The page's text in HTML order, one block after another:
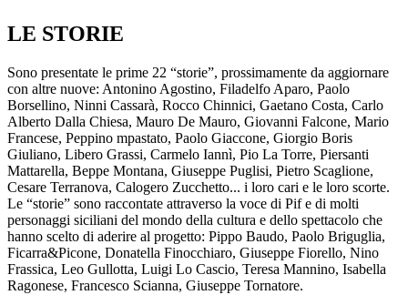
LE STORIE
Sono presentate le prime 22 “storie”, prossimamente da aggiornare
con altre nuove: Antonino Agostino, Filadelfo Aparo, Paolo
Borsellino, Ninni Cassarà, Rocco Chinnici, Gaetano Costa, Carlo
Alberto Dalla Chiesa, Mauro De Mauro, Giovanni Falcone, Mario
Francese, Peppino mpastato, Paolo Giaccone, Giorgio Boris
Giuliano, Libero Grassi, Carmelo Iannì, Pio La Torre, Piersanti
Mattarella, Beppe Montana, Giuseppe Puglisi, Pietro Scaglione,
Cesare Terranova, Calogero Zucchetto... i loro cari e le loro scorte.
Le “storie” sono raccontate attraverso la voce di Pif e di molti
personaggi siciliani del mondo della cultura e dello spettacolo che
hanno scelto di aderire al progetto: Pippo Baudo, Paolo Briguglia,
Ficarra&Picone, Donatella Finocchiaro, Giuseppe Fiorello, Nino
Frassica, Leo Gullotta, Luigi Lo Cascio, Teresa Mannino, Isabella
Ragonese, Francesco Scianna, Giuseppe Tornatore.